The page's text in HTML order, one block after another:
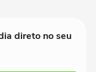
direto no seu